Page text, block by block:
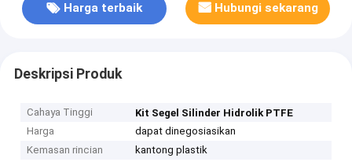
Harga terbaik Hubungi sekarang
Deskripsi Produk
Cahaya Tinggi
Kit Segel Silinder Hidrolik PTFE
Harga
dapat dinegosiasikan
Kemasan rincian
kantong plastik